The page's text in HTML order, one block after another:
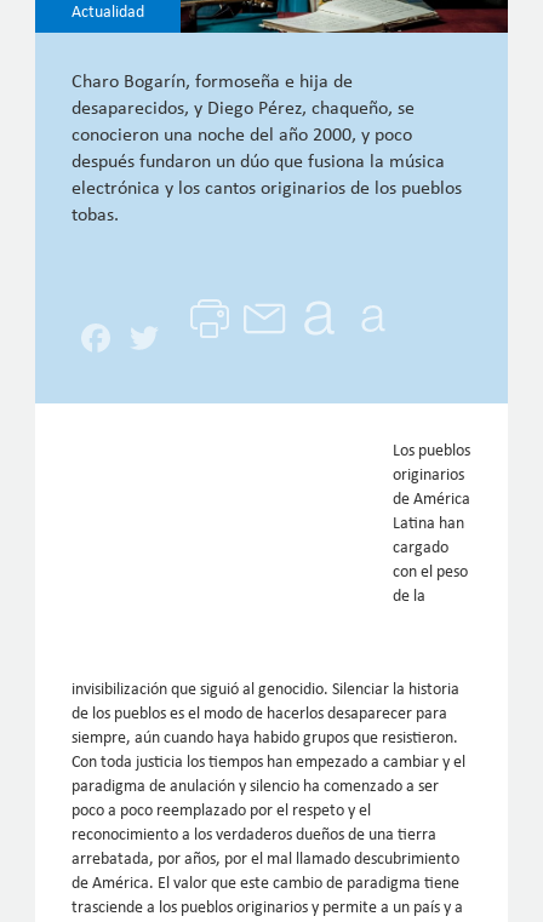
Actualidad
Charo Bogarín, formoseña e hija de
desaparecidos, y Diego Pérez, chaqueño, se
conocieron una noche del año 2000, y poco
después fundaron un dúo que fusiona la música
electrónica y los cantos originarios de los pueblos
tobas.
Facebook
Twitter
Los pueblos
originarios
de América
Latina han
cargado
con el peso
de la
invisibilización que siguió al genocidio. Silenciar la historia
de los pueblos es el modo de hacerlos desaparecer para
siempre, aún cuando haya habido grupos que resistieron.
Con toda justicia los tiempos han empezado a cambiar y el
paradigma de anulación y silencio ha comenzado a ser
poco a poco reemplazado por el respeto y el
reconocimiento a los verdaderos dueños de una tierra
arrebatada, por años, por el mal llamado descubrimiento
de América. El valor que este cambio de paradigma tiene
trasciende a los pueblos originarios y permite a un país y a